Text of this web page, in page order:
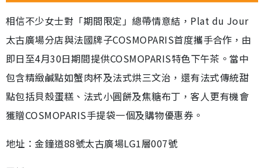
相信不少女士對「期間限定」總帶情意結，Plat du Jour
太古廣場分店與法國牌子COSMOPARIS首度攜手合作，由
即日至4月30日期間提供COSMOPARIS特色下午茶。當中
包含精緻鹹點如蟹肉杯及法式烘三文治，還有法式傳統甜
點包括貝殼蛋糕、法式小圓餅及焦糖布丁，客人更有機會
獲贈COSMOPARIS手提袋一個及購物優惠券。
地址：金鐘道88號太古廣場LG1層007號